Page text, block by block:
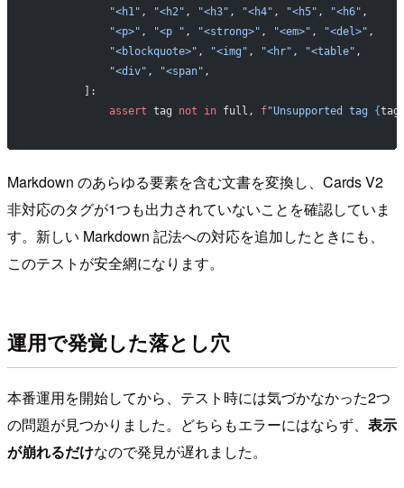
            "<h1"
, "<h2" , "<h3" , "<h4" , "<h5" , "<h6" ,
            "<p>"
, "<p " , "<strong>" , "<em>" , "<del>" ,
            "<blockquote>"
, "<img" , "<hr" , "<table" ,
            "<div"
, "<span" ,
        ]:
            assert
tag not in full, f"Unsupported tag {tag
Markdown のあらゆる要素を含む文書を変換し、Cards V2
非対応のタグが1つも出力されていないことを確認していま
す。新しい Markdown 記法への対応を追加したときにも、
このテストが安全網になります。
運用で発覚した落とし穴
本番運用を開始してから、テスト時には気づかなかった2つ
の問題が見つかりました。どちらもエラーにはならず、 表示
が崩れるだけなので発見が遅れました。